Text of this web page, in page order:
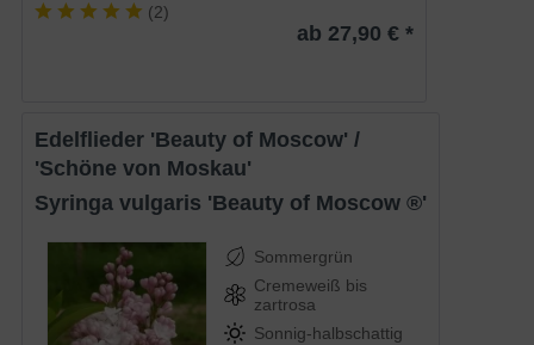
(2)
ab 27,90 € *
Edelflieder 'Beauty of Moscow' /
'Schöne von Moskau'
Syringa vulgaris 'Beauty of Moscow ®'
Sommergrün
Cremeweiß bis
zartrosa
Sonnig-halbschattig